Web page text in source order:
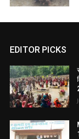
EDITOR PICKS